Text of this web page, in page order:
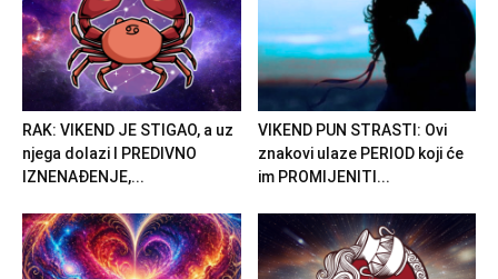
RAK: VIKEND JE STIGAO, a uz
njega dolazi I PREDIVNO
IZNENAĐENJE,...
VIKEND PUN STRASTI: Ovi
znakovi ulaze PERIOD koji će
im PROMIJENITI...